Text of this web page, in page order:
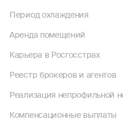
Период охлаждения
Аренда помещений
Карьера в Росгосстрах
Реестр брокеров и агентов
Реализация непрофильной
Компенсационные выплаты